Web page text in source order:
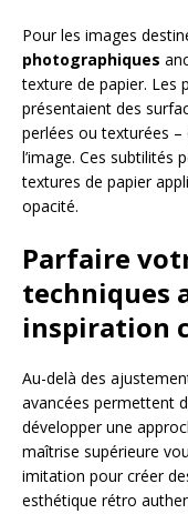
Pour les images
photographiques
texture de papier. Les
présentaient des
perlées ou texturées
l’image. Ces subtilités
textures de papier
opacité.
Parfaire
techniques
inspiration
Au-delà des
avancées permettent
développer une
maîtrise supérieure
imitation pour créer
esthétique rétro